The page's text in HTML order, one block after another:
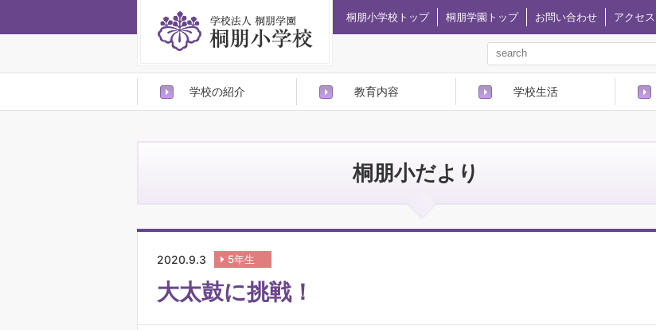
桐朋小学校トップ 桐朋学園トップ お問い合わせ アクセス
学校の紹介 教育内容 学校生活
桐朋小だより
2020.9.3 5年生
大太鼓に挑戦！